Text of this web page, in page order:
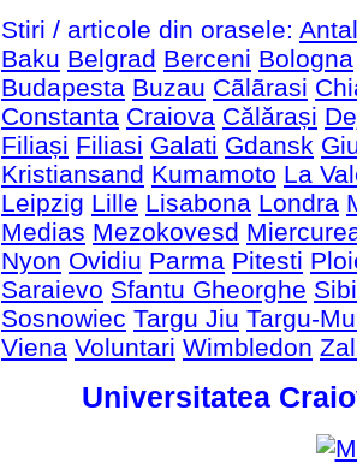
Stiri / articole din orasele:
Baku Belgrad Berceni Bologna
Budapesta Buzau Cãlãrasi
Constanta Craiova Călărași
Filiași Filiasi Galati Gdansk
Kristiansand Kumamoto La
Leipzig Lille Lisabona Londra
Medias Mezokovesd
Nyon Ovidiu Parma Pitesti
Saraievo Sfantu Gheorghe
Sosnowiec Targu Jiu Targu-
Viena Voluntari Wimbledon
Universitatea